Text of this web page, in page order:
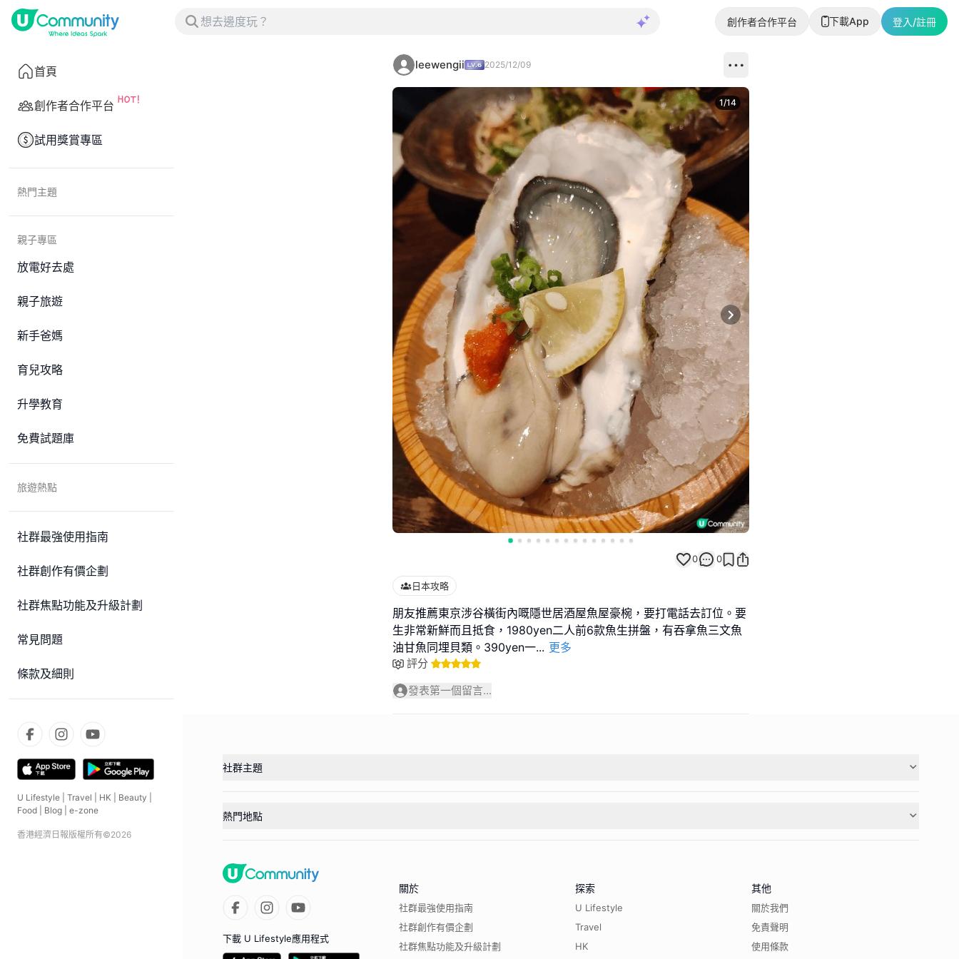
創作者合作平台 下載App 登入/註冊
首頁
創作者合作平台
試用獎賞專區
熱門主題
親子專區
放電好去處
親子旅遊
新手爸媽
育兒攻略
升學教育
免費試題庫
旅遊熱點
社群最強使用指南
社群創作有價企劃
社群焦點功能及升級計劃
常見問題
條款及細則
U Lifestyle Travel HK Beauty
Food
Blog e-zone
香港經濟日報版權所有©2026
leewengii 2025/12/09
Next slide
1/14
0 0
日本攻略
朋友推薦東京涉谷橫街內嘅隱世居酒屋魚屋豪椀，要打電話去訂位。要
生非常新鮮而且抵食，1980yen二人前6款魚生拼盤，有吞拿魚三文魚
油甘魚同埋貝類。390yen一... 更多
評分
發表第一個留言...
社群主題
熱門地點
下載 U Lifestyle應用程式
關於
社群最強使用指南
社群創作有價企劃
社群焦點功能及升級計劃
探索
U Lifestyle
Travel
HK
其他
關於我們
免責聲明
使用條款